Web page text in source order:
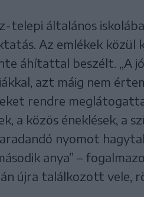
telepi általános
Az emlékek közül
áhítattal beszélt. „A
azt máig nem
rendre
a közös éneklések, a
nyomot
anya” –
újra találkozott vele,